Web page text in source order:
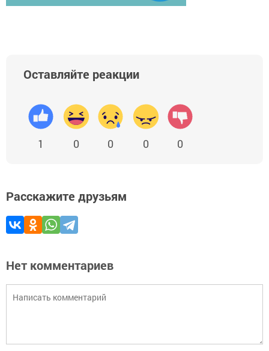
Оставляйте реакции
1 0 0 0 0
Расскажите друзьям
Нет комментариев